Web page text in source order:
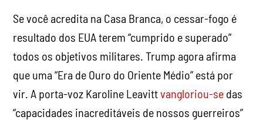
Se você acredita na Casa Branca, o cessar-fogo é
resultado dos EUA terem “cumprido e superado”
todos os objetivos militares. Trump agora afirma
que uma “Era de Ouro do Oriente Médio” está por
vir. A porta-voz Karoline Leavittvangloriou-se das
“capacidades inacreditáveis de nossos guerreiros”